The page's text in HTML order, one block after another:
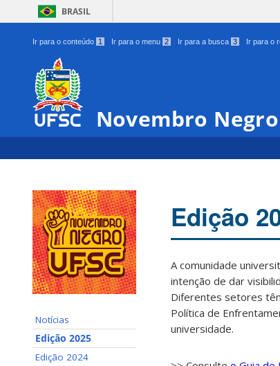
BRASIL
Ir para o conteúdo 1 Ir para o menu 2 Ir para a busca 3 Ir para o
Novembro Negro
Notícias
Edição 2025
Edição 2024
Edição
A comunidade
intenção de dar
Diferentes setores
Política de
universidade.